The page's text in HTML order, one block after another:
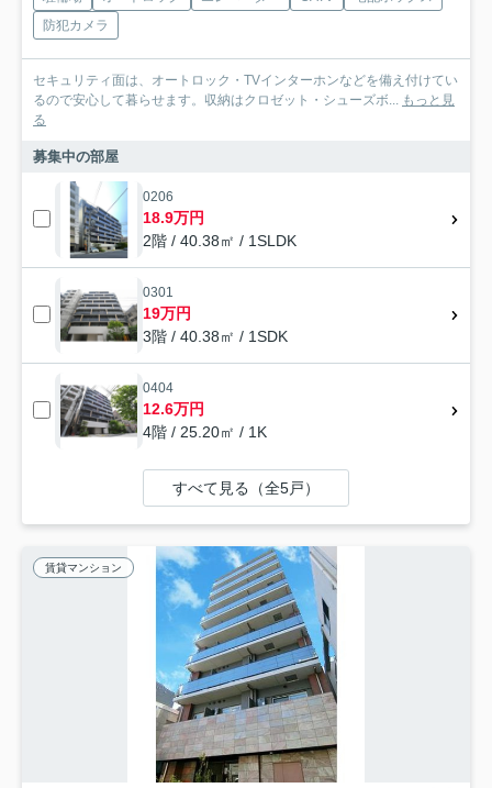
防犯カメラ
セキュリティ面は、オートロック・TVインターホンなどを備え付けてい
るので安心して暮らせます。収納はクロゼット・シューズボ... もっと見
る
募集中の部屋
0206
18.9万円
2階 / 40.38㎡ / 1SLDK
0301
19万円
3階 / 40.38㎡ / 1SDK
0404
12.6万円
4階 / 25.20㎡ / 1K
すべて見る（全5戸）
賃貸マンション